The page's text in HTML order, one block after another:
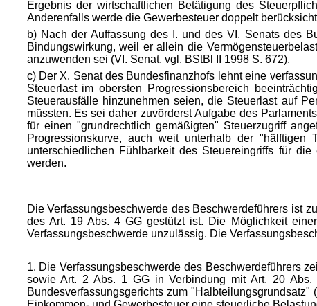
Ergebnis der wirtschaftlichen Betätigung des
Anderenfalls werde die Gewerbesteuer doppelt
b) Nach der Auffassung des I. und des VI. Senats des
Bindungswirkung, weil er allein die
anzuwenden sei (VI. Senat, vgl. BStBl II 1998 S. 672).
c) Der X. Senat des Bundesfinanzhofs lehnt eine
Steuerlast im obersten Progressionsbereich
Steuerausfälle hinzunehmen seien, die Steuerlast auf
müssten. Es sei daher zuvörderst Aufgabe des
für einen "grundrechtlich gemäßigten" Steuerzugriff
Progressionskurve, auch weit unterhalb der
unterschiedlichen Fühlbarkeit des Steuereingriffs für
werden.
Die Verfassungsbeschwerde des Beschwerdeführers ist
des Art. 19 Abs. 4 GG gestützt ist. Die Möglichkeit
Verfassungsbeschwerde unzulässig. Die
1. Die Verfassungsbeschwerde des Beschwerdeführers
sowie Art. 2 Abs. 1 GG in Verbindung mit Art. 20
Bundesverfassungsgerichts zum "Halbteilungsgrundsatz"